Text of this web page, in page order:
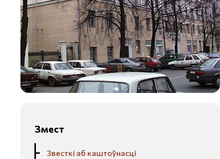
Змест
Звесткі аб каштоўнасці